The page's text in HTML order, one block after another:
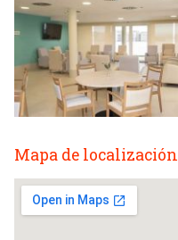
Mapa de localización